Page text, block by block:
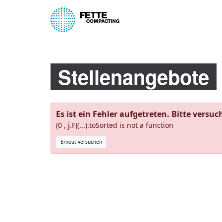
Stellenangebote
Es ist ein Fehler aufgetreten. Bitte
(0 , j.F)(...).toSorted is not a function
Erneut versuchen